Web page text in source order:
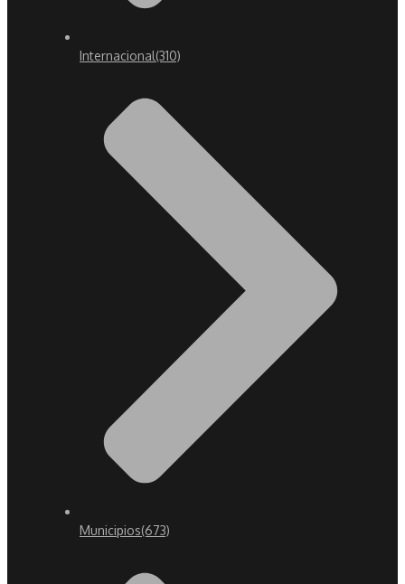
Internacional(310)
Municipios(673)